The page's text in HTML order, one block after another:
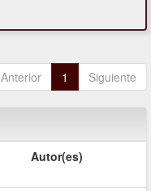
Anterior 1 Siguiente
Autor(es)